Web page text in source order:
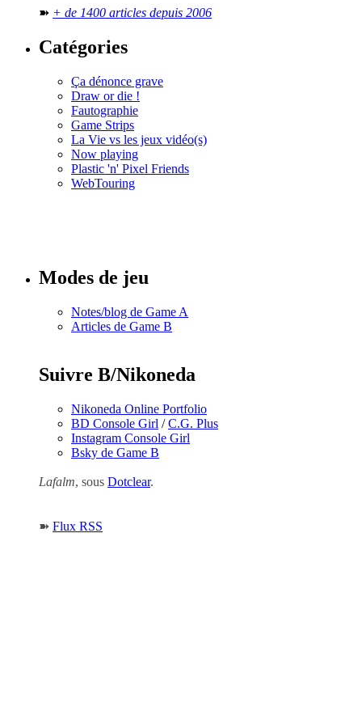
➽ + de 1400 articles depuis 2006
Catégories
Ça dénonce grave
Draw or die !
Fautographie
Game Strips
La Vie vs les jeux vidéo(s)
Now playing
Plastic 'n' Pixel Friends
WebTouring
Modes de jeu
Notes/blog de Game A
Articles de Game B
Suivre B/Nikoneda
Nikoneda Online Portfolio
BD Console Girl /C.G. Plus
Instagram Console Girl
Bsky de Game B
Lafalm, sous Dotclear.
➽ Flux RSS